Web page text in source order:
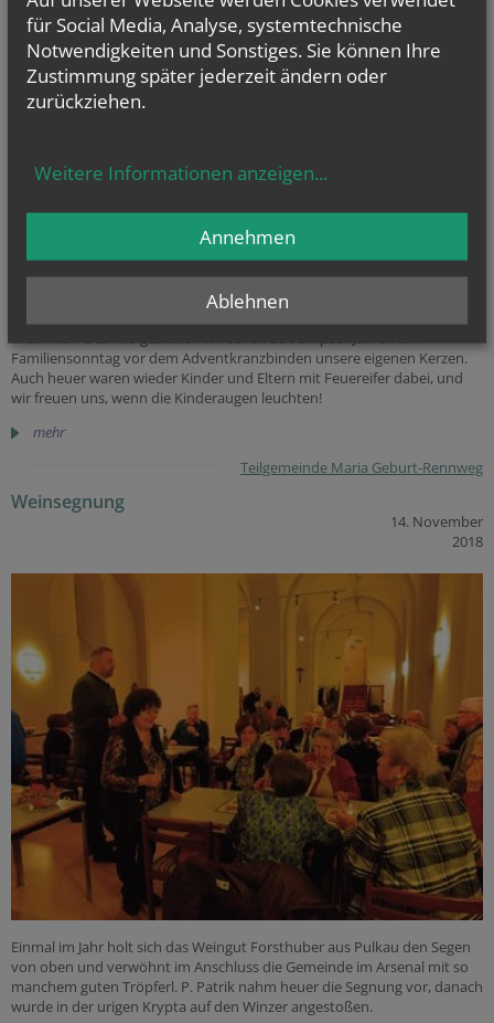
Familiensonntag vor dem Adventkranzbinden unsere eigenen Kerzen.
Auch heuer waren wieder Kinder und Eltern mit Feuereifer dabei, und
wir freuen uns, wenn die Kinderaugen leuchten!
mehr
Teilgemeinde Maria Geburt-Rennweg
Weinsegnung
14. November
2018
Einmal im Jahr holt sich das Weingut Forsthuber aus Pulkau den Segen
von oben und verwöhnt im Anschluss die Gemeinde im Arsenal mit so
manchem guten Tröpferl. P. Patrik nahm heuer die Segnung vor, danach
wurde in der urigen Krypta auf den Winzer angestoßen.
für Social Media, Analyse, systemtechnische
Notwendigkeiten und Sonstiges. Sie können Ihre
Zustimmung später jederzeit ändern oder
zurückziehen.
Weitere Informationen anzeigen...
Ablehnen
Annehmen